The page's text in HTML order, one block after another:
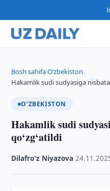
Bosh sahifa›O‘zbekiston›
Hakamlik sudi sudyasiga
O‘ZBEKISTON
Hakamlik sudi
qo‘zg‘atildi
Dilafro'z Niyazova ·